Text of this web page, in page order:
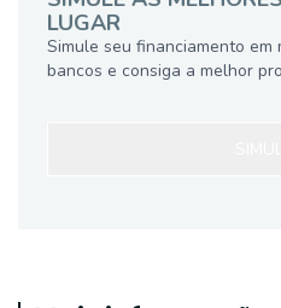
LUGAR
Simule seu financiamento em
bancos e consiga a melhor